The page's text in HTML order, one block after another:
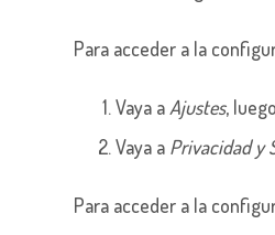
Para acceder a la
Vaya a Ajustes, luego
Vaya a Privacidad y
Para acceder a la